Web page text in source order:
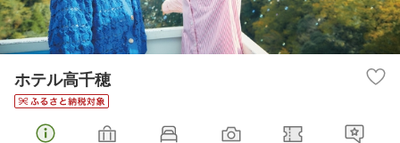
ホテル高千穂